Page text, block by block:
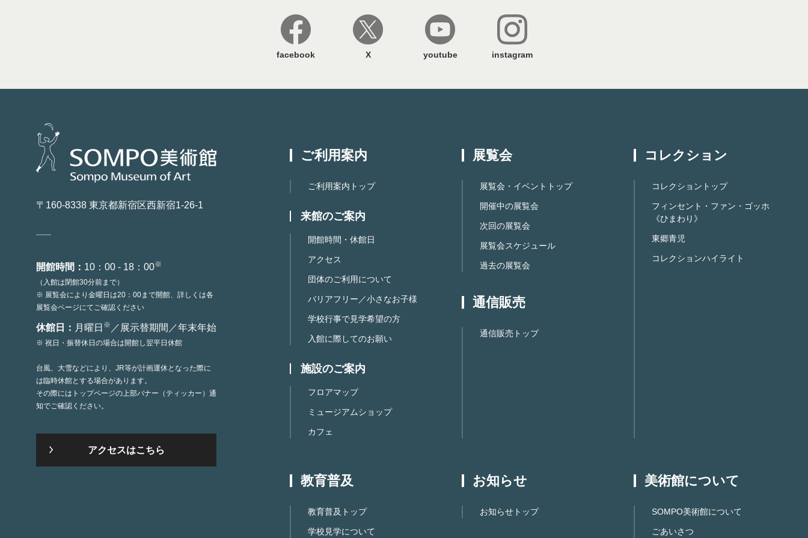
facebook X youtube instagram
〒160-8338 東京都新宿区西新宿1-26-1
開館時間： 10：00 - 18：00※
（入館は閉館30分前まで）
※ 展覧会により金曜日は20：00まで開館、詳しくは各
展覧会ページにてご確認ください
休館日： 月曜日 ※ ／展示替期間／年末年始
※ 祝日・振替休日の場合は開館し翌平日休館
台風、大雪などにより、JR等が計画運休となった際に
は臨時休館とする場合があります。
その際にはトップページの上部バナー（ティッカー）通
知でご確認ください。
アクセスはこちら
ご利用案内
ご利用案内トップ
来館のご案内
開館時間・休館日
アクセス
団体のご利用について
バリアフリー／小さなお子様
学校行事で見学希望の方
入館に際してのお願い
施設のご案内
フロアマップ
ミュージアムショップ
カフェ
展覧会
展覧会・イベントトップ
開催中の展覧会
次回の展覧会
展覧会スケジュール
過去の展覧会
通信販売
通信販売トップ
コレクション
コレクショントップ
フィンセント・ファン・ゴッホ
《ひまわり》
東郷青児
コレクションハイライト
教育普及
教育普及トップ
学校見学について
お知らせ
お知らせトップ
美術館について
SOMPO美術館について
ごあいさつ